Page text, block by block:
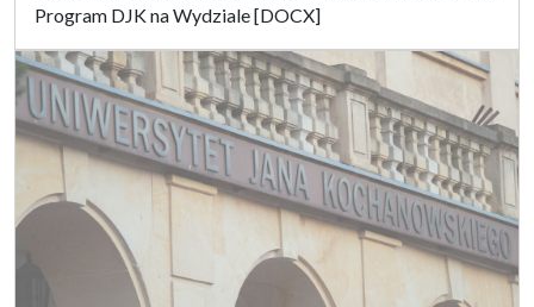
Program DJK na Wydziale [DOCX]